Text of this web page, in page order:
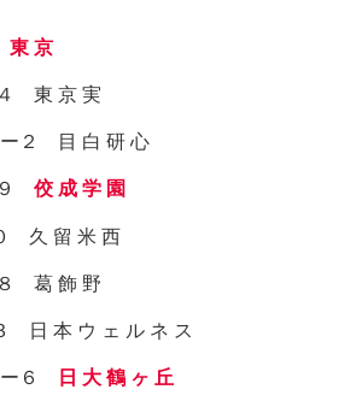
東 京
東 京 実
２ 目 白 研 心
９佼 成 学 園
久 留 米 西
葛 飾 野
本 ウ ェ ル ネ ス
ー６ 日 大 鶴 ヶ 丘